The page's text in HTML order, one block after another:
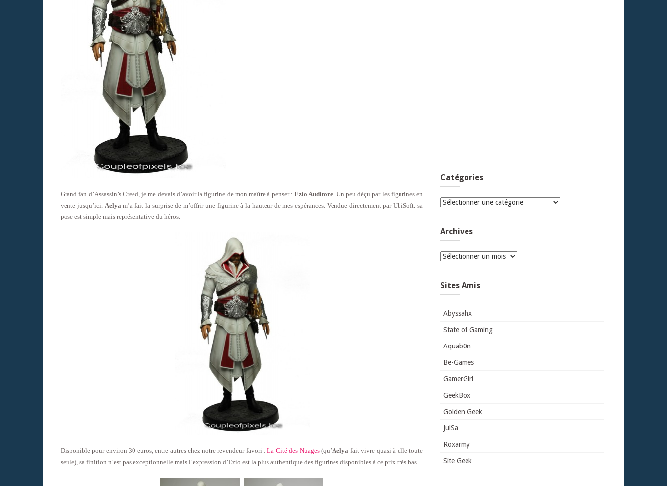
Grand fan d’Assassin’s Creed, je me devais d’avoir la figurine de mon maître à penser : Ezio Auditore. Un peu déçu par les figurines en
vente jusqu’ici, Aelya m’a fait la surprise de m’offrir une figurine à la hauteur de mes espérances. Vendue directement par UbiSoft, sa
pose est simple mais représentative du héros.
Disponible pour environ 30 euros, entre autres chez notre revendeur favori :La Cité des Nuages(qu’Aelya fait vivre quasi à elle toute
seule), sa finition n’est pas exceptionnelle mais l’expression d’Ezio est la plus authentique des figurines disponibles à ce prix très bas.
Catégories
Catégories
Archives
Archives
Sites Amis
Abyssahx
State of Gaming
Aquab0n
Be-Games
GamerGirl
GeekBox
Golden Geek
JulSa
Roxarmy
Site Geek